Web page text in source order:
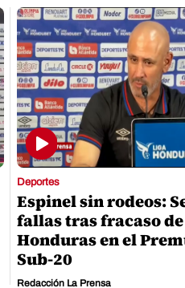
Deportes
Espinel sin rodeos:
fallas tras fracaso de
Honduras en el
Sub-20
Redacción La Prensa